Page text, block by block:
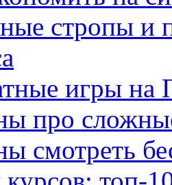
стропы и
игры на
про
смотреть